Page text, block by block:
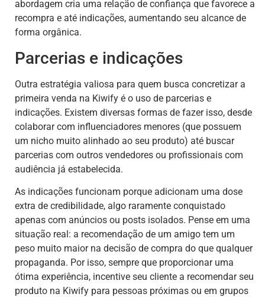
abordagem cria uma relação de confiança que favorece a
recompra e até indicações, aumentando seu alcance de
forma orgânica.
Parcerias e indicações
Outra estratégia valiosa para quem busca concretizar a
primeira venda na Kiwify é o uso de parcerias e
indicações. Existem diversas formas de fazer isso, desde
colaborar com influenciadores menores (que possuem
um nicho muito alinhado ao seu produto) até buscar
parcerias com outros vendedores ou profissionais com
audiência já estabelecida.
As indicações funcionam porque adicionam uma dose
extra de credibilidade, algo raramente conquistado
apenas com anúncios ou posts isolados. Pense em uma
situação real: a recomendação de um amigo tem um
peso muito maior na decisão de compra do que qualquer
propaganda. Por isso, sempre que proporcionar uma
ótima experiência, incentive seu cliente a recomendar seu
produto na Kiwify para pessoas próximas ou em grupos